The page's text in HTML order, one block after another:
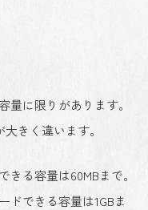
量に限りがあります。
きく違います。
る容量は60MBまで。
ドできる容量は1GBま